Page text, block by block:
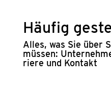
Häu­fig
Alles, was Sie über
müs­sen:
rie­re und Kon­takt